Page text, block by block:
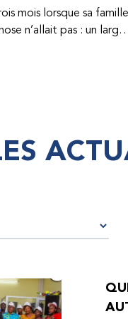
mois lorsque sa famille
n’allait pas : un large
corps. À l’époque,
procurer. Afin que son
était hospitalisé, et a
très graves aux
de la
qu’il a